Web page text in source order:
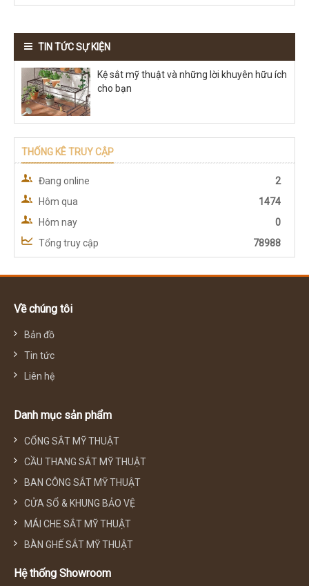
TIN TỨC SỰ KIỆN
Kệ sắt mỹ thuật và những lời khuyên hữu ích
cho bạn
THỐNG KÊ TRUY CẬP
Đang online
2
Hôm qua
1474
Hôm nay
0
Tổng truy cập
78988
Về chúng tôi
Bản đồ
Tin tức
Liên hệ
Danh mục sản phẩm
CỔNG SẮT MỸ THUẬT
CẦU THANG SẮT MỸ THUẬT
BAN CÔNG SẮT MỸ THUẬT
CỬA SỔ & KHUNG BẢO VỆ
MÁI CHE SẮT MỸ THUẬT
BÀN GHẾ SẮT MỸ THUẬT
Hệ thống Showroom